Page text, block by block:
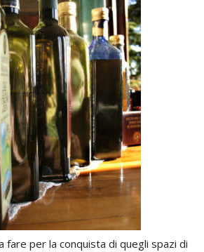
fare per la conquista di quegli spazi di